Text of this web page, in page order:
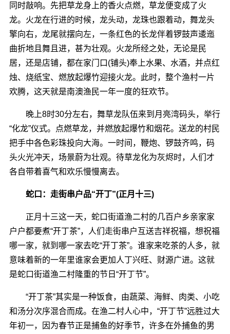
同时敲响。先把草龙身上的香火点燃，草龙便变成了火
龙。火龙在行进的时候，龙头动，龙珠也跟着动，舞龙头
擎向右，龙尾就摆向左，一条红色的长龙伴着锣鼓声逶迤
曲折地且舞且进，甚为壮观。火龙所经之处，无论是民
居，还是店铺，都在家门口(铺头)奉上水果、水酒，并点红
烛、烧纸宝、燃放起爆竹迎接火龙。此时，整个渔村一片
欢腾，这天就是南澳渔民一年一度的狂欢节。
晚上8时30分左右，舞草龙队伍来到月亮湾码头，举行
“化龙”仪式。点燃草龙，并燃放起爆竹和烟花。送龙的村民
把手中各色彩珠投向大海。一时间，鞭炮、锣鼓齐鸣，码
头火光冲天，场景蔚为壮观。待草龙化为灰烬时，人们才
各自带着喜气和欢乐慢慢离去。
蛇口：走街串户品“开丁”(正月十三)
正月十三这一天，蛇口街道渔二村的几百户乡亲家家
户户都要煮“开丁茶”，人们走街串户互送吉祥祝福，想祝福
哪一家，就到哪一家去吃“开丁茶”。谁家来吃茶的人多，就
意味着新的一年里谁家会更加人丁兴旺、财源广进。这就
是蛇口街道渔二村隆重的节日“开丁节”。
“开丁茶”其实是一种饭食，由蔬菜、海鲜、肉类、小吃
和汤分次序混合而成。在渔二村人心中，“开丁节”远胜过大
年初一，因为春节正是捕鱼的好季节，许多在外捕鱼的男